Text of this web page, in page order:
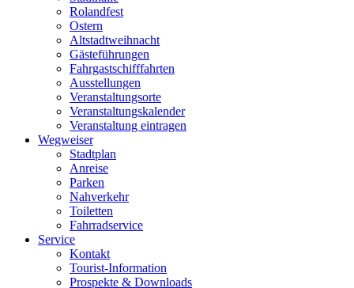
Rolandfest
Ostern
Altstadtweihnacht
Gästeführungen
Fahrgastschifffahrten
Ausstellungen
Veranstaltungsorte
Veranstaltungskalender
Veranstaltung eintragen
Wegweiser
Stadtplan
Anreise
Parken
Nahverkehr
Toiletten
Fahrradservice
Service
Kontakt
Tourist-Information
Prospekte & Downloads